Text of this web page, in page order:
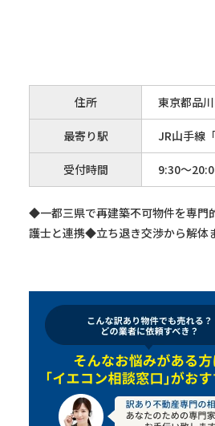
住所 東京都品
最寄り駅 JR山手線
受付時間 9:30～
◆一都三県で再建築不可物件を専
護士と連携◆立ち退き交渉から解